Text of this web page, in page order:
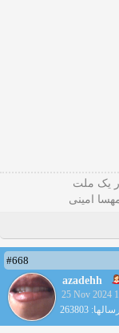
یک ملت
امینی
#668
azadehh
25 Nov 2024
ارسالها: 263803